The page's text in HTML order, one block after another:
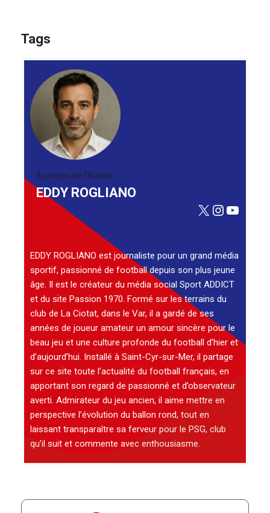
Tags
A propos de l'Auteur
EDDY ROGLIANO
X
EDDY ROGLIANO est journaliste pour un grand média
sportif, passionné de football depuis son plus jeune
âge. Il est le créateur du média social Sport ADDICT
et du site Passion 1970. Formé sur les terrains du
club de La Ciotat, dans le Var, il a gardé de ses
années de joueur amateur un amour sincère pour le
beau jeu et une culture profonde du football d’hier et
d’aujourd’hui. Installé à Saint-Cyr-sur-Mer, il partage
sur ce site toute l’actualité du football français, en
apportant son regard de passionné et d’observateur
averti. Admirateur du jeu ancien, il aime mettre en
perspective l’évolution du ballon rond, tout en
laissant transparaître sa ferveur pour le PSG, club
qu’il suit et commente avec enthousiasme.